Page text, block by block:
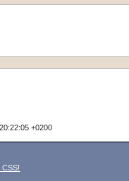
+0200
CSS!